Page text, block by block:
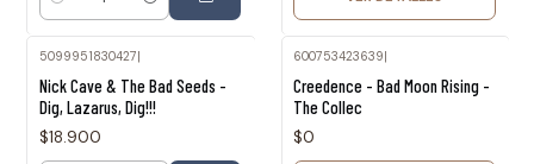
Cantidad
5099951830427|
Nick Cave & The Bad Seeds -
Dig, Lazarus, Dig!!!
$18.900
600753423639|
Creedence - Bad Moon Rising -
The Collec
$0